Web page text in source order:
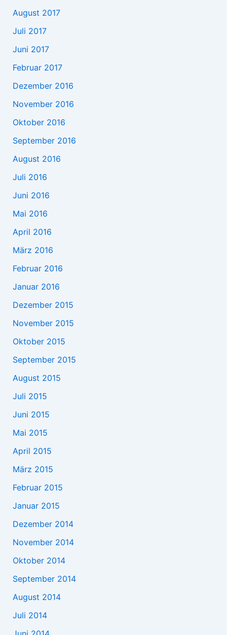
August 2017
Juli 2017
Juni 2017
Februar 2017
Dezember 2016
November 2016
Oktober 2016
September 2016
August 2016
Juli 2016
Juni 2016
Mai 2016
April 2016
März 2016
Februar 2016
Januar 2016
Dezember 2015
November 2015
Oktober 2015
September 2015
August 2015
Juli 2015
Juni 2015
Mai 2015
April 2015
März 2015
Februar 2015
Januar 2015
Dezember 2014
November 2014
Oktober 2014
September 2014
August 2014
Juli 2014